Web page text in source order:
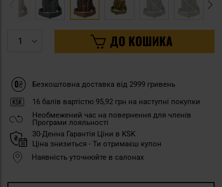
ДО КОШИКА
Безкоштовна доставка від 2999 гривень
16 балів вартістю 95,92 грн на наступні покупки
Необмежений час на повернення для членів
Програми лояльності
30-Денна Гарантія Ціни в KSK
Ціна знизиться - Ти отримаєш купон
Наявність уточнюйте в салонах